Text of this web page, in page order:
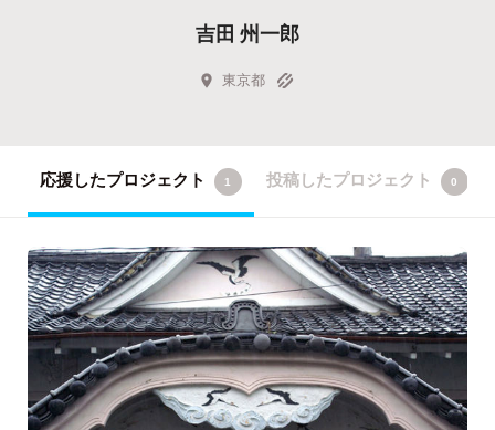
吉田 州一郎
東京都
応援したプロジェクト 1 投稿したプロジェクト 0